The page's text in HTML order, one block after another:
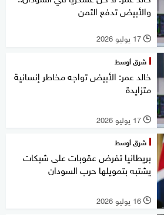
والأبيض تدفع الثمن
l 17 يوليو 2026
شرق أوسط
خالد عمر: الأبيض تواجه مخاطر إنسانية
متزايدة
l 17 يوليو 2026
شرق أوسط
بريطانيا تفرض عقوبات على شبكات
يشتبه بتمويلها حرب السودان
l 16 يوليو 2026